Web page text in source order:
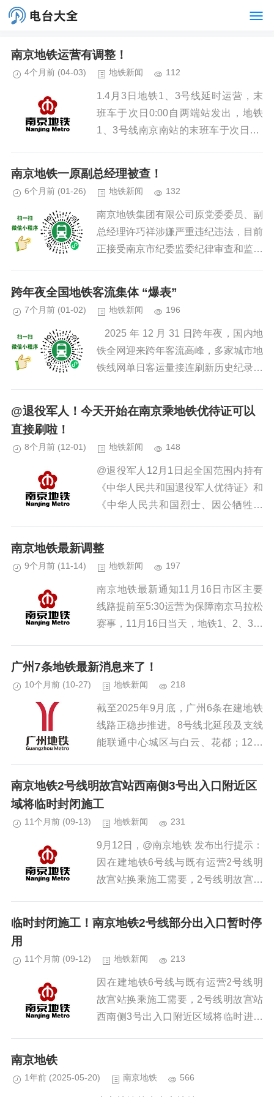
南京地铁运营有调整！
4个月前 (04-03) 地铁新闻 112
1.4月3日地铁1、3号线延时运营，末
班车于次日0:00自两端站发出，地铁
1、3号线南京南站的末班车于次日1:0
3、S7、...
南京地铁一原副总经理被查！
6个月前 (01-26) 地铁新闻 132
南京地铁集团有限公司原党委委员、副
总经理许巧祥涉嫌严重违纪违法，目前
正接受南京市纪委监委纪律审查和监察
跨年夜全国地铁客流集体 “爆表”
7个月前 (01-02) 地铁新闻 196
2025 年 12 月 31 日跨年夜，国内地
铁全网迎来跨年客流高峰，多家城市地
铁线网单日客运量接连刷新历史纪录，
@退役军人！今天开始在南京乘地铁优待证可以
直接刷啦！
8个月前 (12-01) 地铁新闻 148
@退役军人12月1日起全国范围内持有
《中华人民共和国退役军人优待证》和
《中华人民共和国烈士、因公牺牲军
铁...
南京地铁最新调整
9个月前 (11-14) 地铁新闻 197
南京地铁最新通知11月16日市区主要
线路提前至5:30运营为保障南京马拉松
赛事，11月16日当天，地铁1、2、3、
间。市区各主...
广州7条地铁最新消息来了！
10个月前 (10-27) 地铁新闻 218
截至2025年9月底，广州6条在建地铁
线路正稳步推进。8号线北延段及支线
能联通中心城区与白云、花都；12号
线后通段完善交通网络，促...
南京地铁2号线明故宫站西南侧3号出入口附近区
域将临时封闭施工
11个月前 (09-13) 地铁新闻 231
9月12日，@南京地铁 发布出行提示：
因在建地铁6号线与既有运营2号线明
故宫站换乘施工需要，2号线明故宫站
全，明故宫站3号出入口将暂时...
临时封闭施工！南京地铁2号线部分出入口暂时停
用
11个月前 (09-12) 地铁新闻 213
因在建地铁6号线与既有运营2号线明
故宫站换乘施工需要，2号线明故宫站
西南侧3号出入口附近区域将临时进行
南京地铁
1年前 (2025-05-20) 南京地铁 566